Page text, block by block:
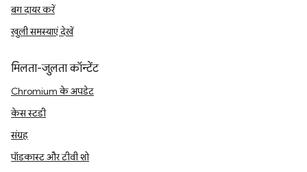
बग दायर करें
खुली समस्याएं देखें
मिलता-जुलता कॉन्टेंट
Chromium के अपडेट
केस स्टडी
संग्रह
पॉडकास्ट और टीवी शो